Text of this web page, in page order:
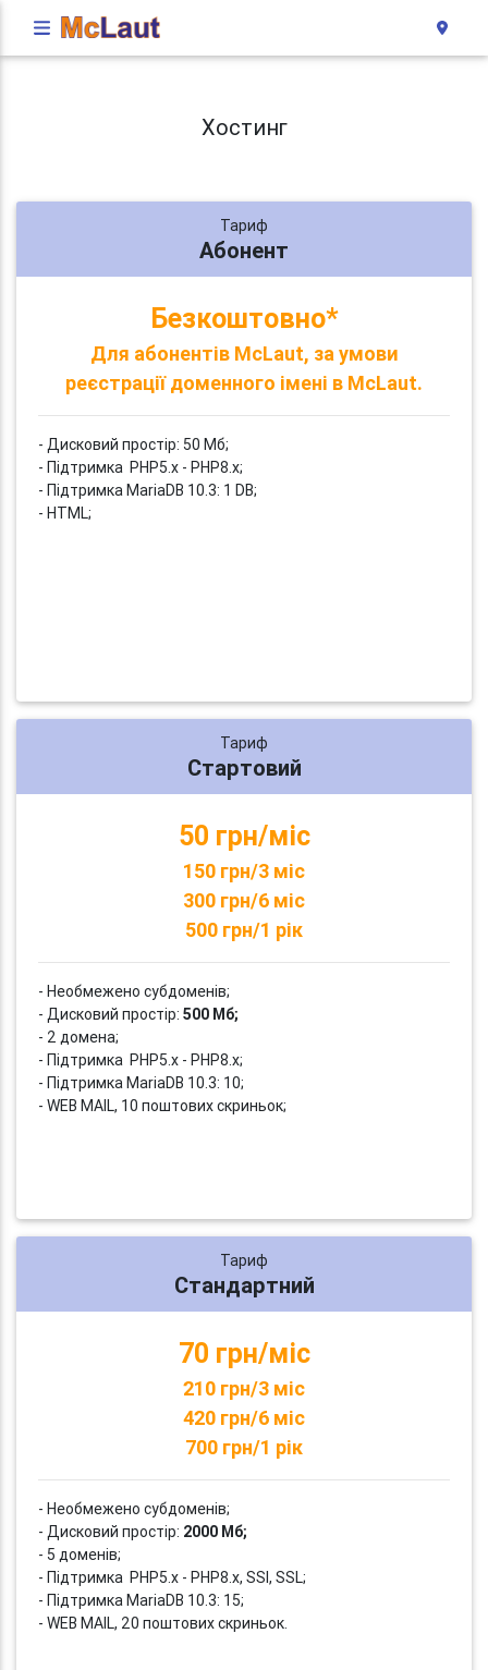
Хостинг
Тариф
Абонент
Безкоштовно*
Для абонентів McLaut, за умови
реєстрації доменного імені в McLaut.
- Дисковий простір: 50 Мб;
- Підтримка PHP5.x - PHP8.x;
- Підтримка MariaDB 10.3: 1 DB;
- HTML;
Тариф
Стартовий
50 грн/міс
150 грн/3 міс
300 грн/6 міс
500 грн/1 рік
- Необмежено субдоменів;
- Дисковий простір: 500 Мб;
- 2 домена;
- Підтримка PHP5.x - PHP8.x;
- Підтримка MariaDB 10.3: 10;
- WEB MAIL, 10 поштових скриньок;
Тариф
Стандартний
70 грн/міс
210 грн/3 міс
420 грн/6 міс
700 грн/1 рік
- Необмежено субдоменів;
- Дисковий простір: 2000 Мб;
- 5 доменів;
- Підтримка PHP5.x - PHP8.x, SSI, SSL;
- Підтримка MariaDB 10.3: 15;
- WEB MAIL, 20 поштових скриньок.